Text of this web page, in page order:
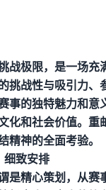
战极限，是一场
挑战性与吸引力
事的独特魅力和
化和社会价值。
精神的全面考验。
细致安排
是精心策划，从